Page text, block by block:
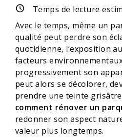
Temps de lecture
Avec le temps, même un
qualité peut perdre son
quotidienne, l’exposition
facteurs
progressivement son
peut alors se décolorer,
prendre une teinte
comment rénover un
redonner son aspect
valeur plus longtemps.